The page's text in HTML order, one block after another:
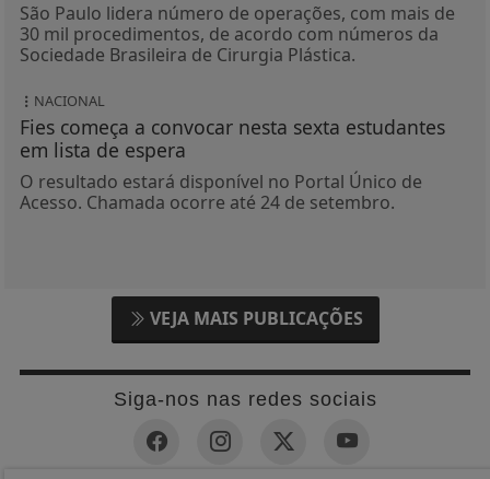
São Paulo lidera número de operações, com mais de
30 mil procedimentos, de acordo com números da
Sociedade Brasileira de Cirurgia Plástica.
NACIONAL
Fies começa a convocar nesta sexta estudantes
em lista de espera
O resultado estará disponível no Portal Único de
Acesso. Chamada ocorre até 24 de setembro.
VEJA MAIS PUBLICAÇÕES
Siga-nos nas redes sociais